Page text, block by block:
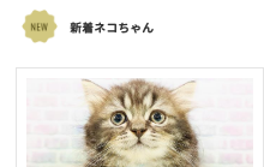
新着ネコちゃん